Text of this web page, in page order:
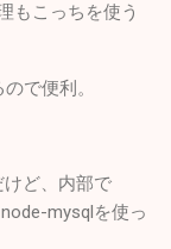
もこっちを使う
で便利。
ど、内部で
mysqlを使っ